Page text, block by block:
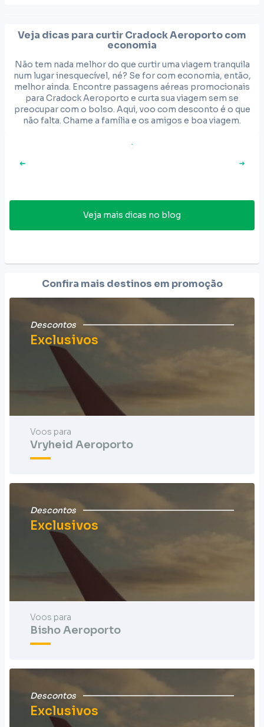
Veja dicas para curtirCradock Aeroportocom
economia
Não tem nada melhor do que curtir uma viagem tranquila
num lugar inesquecível, né? Se for com economia, então,
melhor ainda. Encontre passagens aéreas promocionais
para Cradock Aeroporto e curta sua viagem sem se
preocupar com o bolso. Aqui, voo com desconto é o que
não falta. Chame a família e os amigos e boa viagem.
Veja mais dicas no blog
Confira mais destinos em promoção
Descontos
Exclusivos
Voos para
Vryheid Aeroporto
Descontos
Exclusivos
Voos para
Bisho Aeroporto
Descontos
Exclusivos